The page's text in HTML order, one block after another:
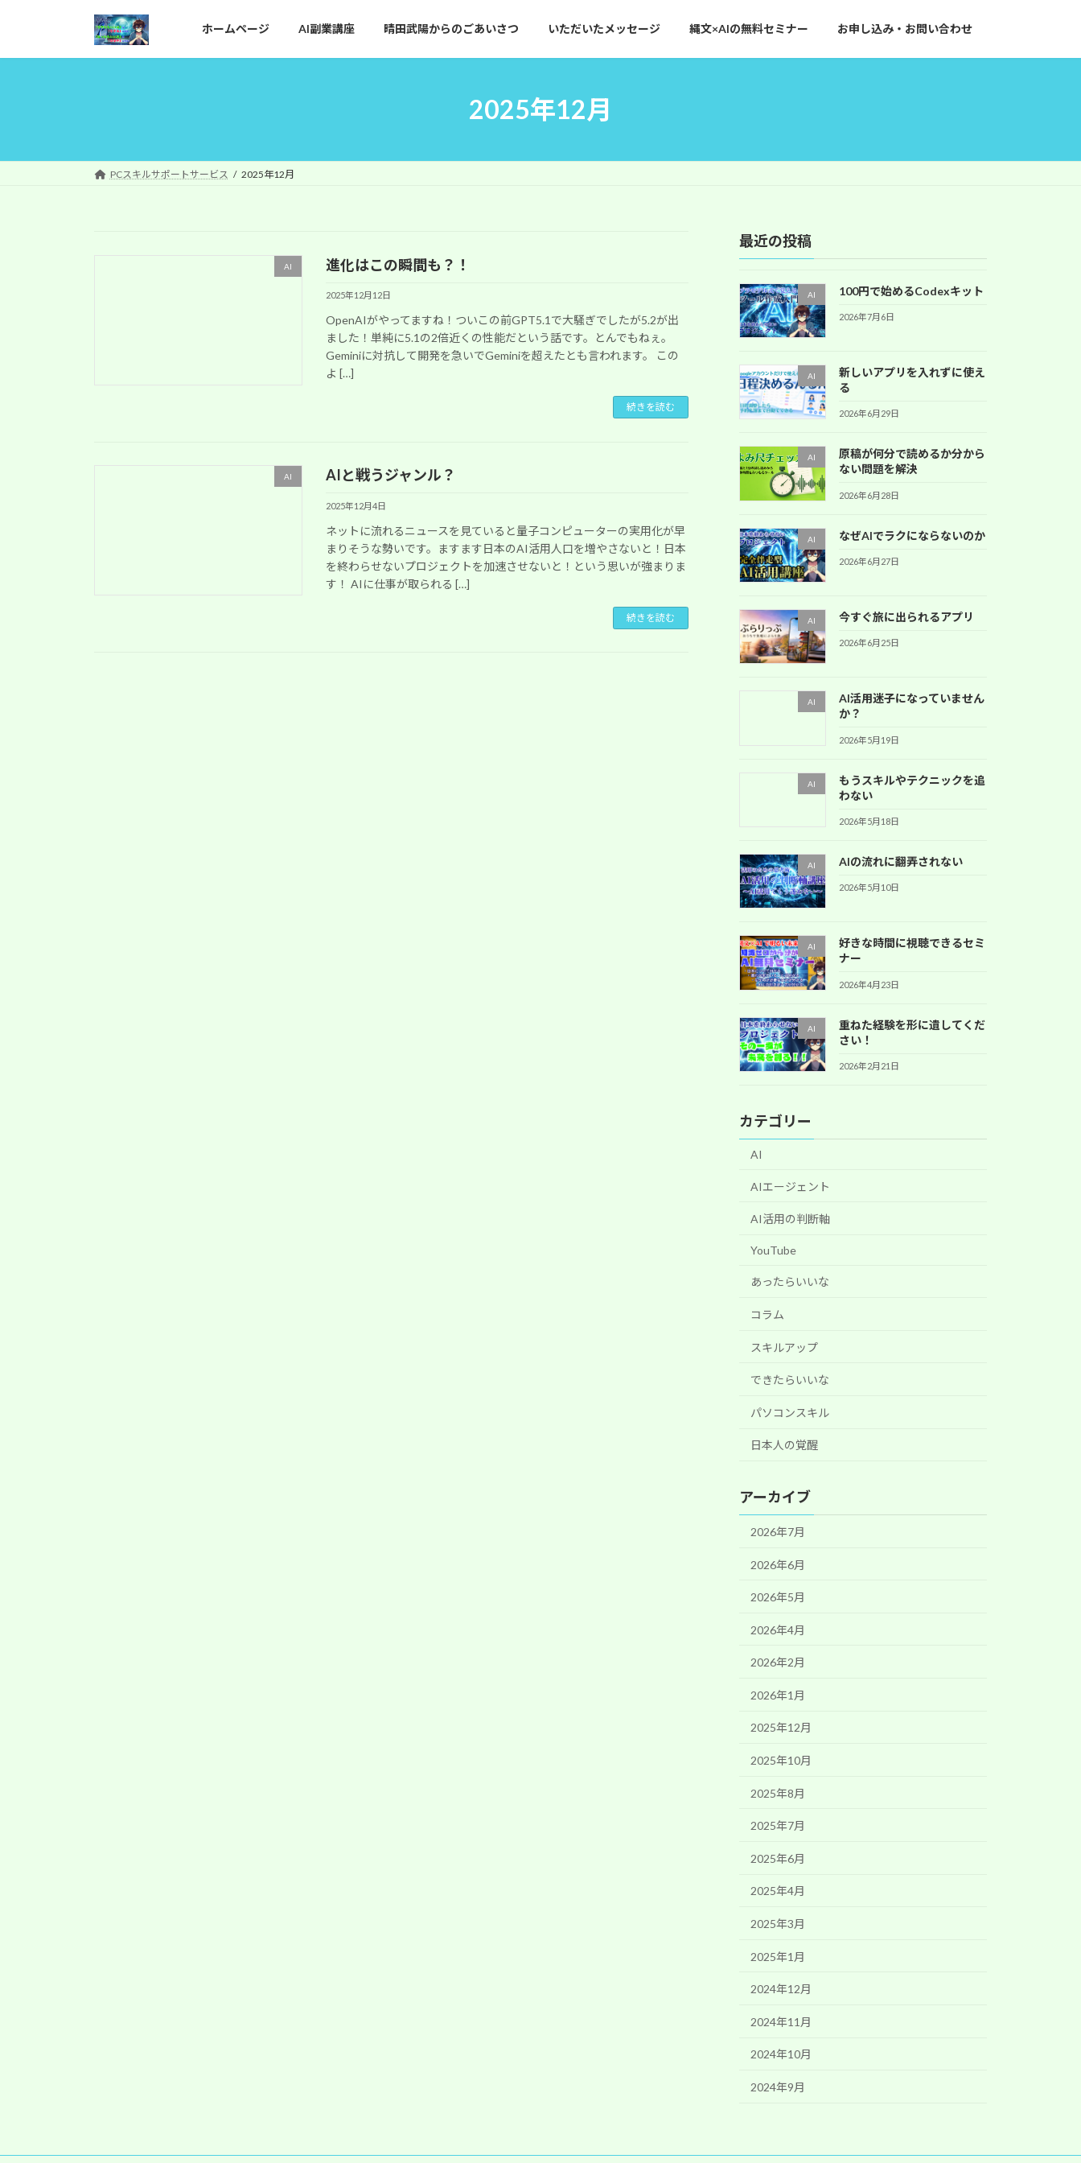
ッ
移
ホームページ AI副業講座 晴田武陽からのごあいさつ いただいたメッセージ 縄文×AIの無料セミナー お申し込み・お問い合わせ
2025年12月
PCスキルサポートサービス 2025年12月
AI 進化はこの瞬間も？！
2025年12月12日
OpenAIがやってますね！ついこの前GPT5.1で大騒ぎでしたが5.2が出
ました！単純に5.1の2倍近くの性能だという話です。とんでもねぇ。
Geminiに対抗して開発を急いでGeminiを超えたとも言われます。 この
よ […]
続きを読む
AI AIと戦うジャンル？
2025年12月4日
ネットに流れるニュースを見ていると量子コンピューターの実用化が早
まりそうな勢いです。ますます日本のAI活用人口を増やさないと！日本
を終わらせないプロジェクトを加速させないと！という思いが強まりま
す！ AIに仕事が取られる […]
続きを読む
最近の投稿
AI 100円で始めるCodexキット
2026年7月6日
AI
新しいアプリを入れずに使え
る
2026年6月29日
AI
原稿が何分で読めるか分から
ない問題を解決
2026年6月28日
AI なぜAIでラクにならないのか
2026年6月27日
AI 今すぐ旅に出られるアプリ
2026年6月25日
AI
AI活用迷子になっていません
か？
2026年5月19日
AI
もうスキルやテクニックを追
わない
2026年5月18日
AI AIの流れに翻弄されない
2026年5月10日
AI
好きな時間に視聴できるセミ
ナー
2026年4月23日
AI
重ねた経験を形に遺してくだ
さい！
2026年2月21日
カテゴリー
AI
AIエージェント
AI活用の判断軸
YouTube
あったらいいな
コラム
スキルアップ
できたらいいな
パソコンスキル
日本人の覚醒
アーカイブ
2026年7月
2026年6月
2026年5月
2026年4月
2026年2月
2026年1月
2025年12月
2025年10月
2025年8月
2025年7月
2025年6月
2025年4月
2025年3月
2025年1月
2024年12月
2024年11月
2024年10月
2024年9月